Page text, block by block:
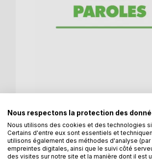
DESCRIPTION
Nous respectons la protection des
Nous utilisons des cookies et des technologies
Certains d'entre eux sont essentiels et
utilisons également des méthodes d'analyse
empreintes digitales, ainsi que le suivi côté
des visites sur notre site et la manière dont il est